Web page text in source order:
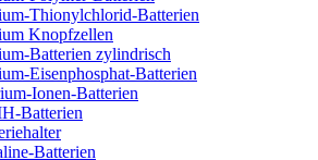
Thionylchlorid-Batterien
Knopfzellen
Batterien zylindrisch
Eisenphosphat-Batterien
Ionen-Batterien
Batterien
Batterien